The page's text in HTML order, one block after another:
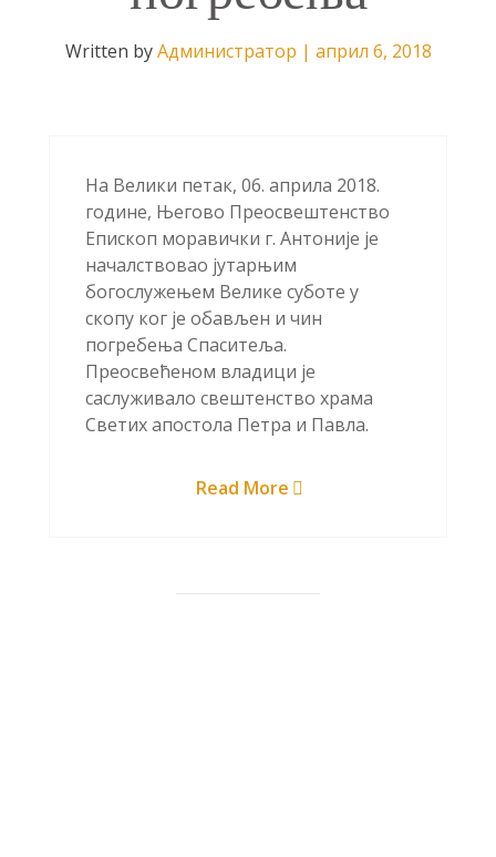
Written byАдминистратор | април 6, 2018
На Велики петак, 06. априла 2018.
године, Његово Преосвештенство
Епископ моравички г. Антоније је
началствовао јутарњим
богослужењем Велике суботе у
скопу ког је обављен и чин
погребења Спаситеља.
Преосвећеном владици је
саслуживало свештенство храма
Светих апостола Петра и Павла.
Read More